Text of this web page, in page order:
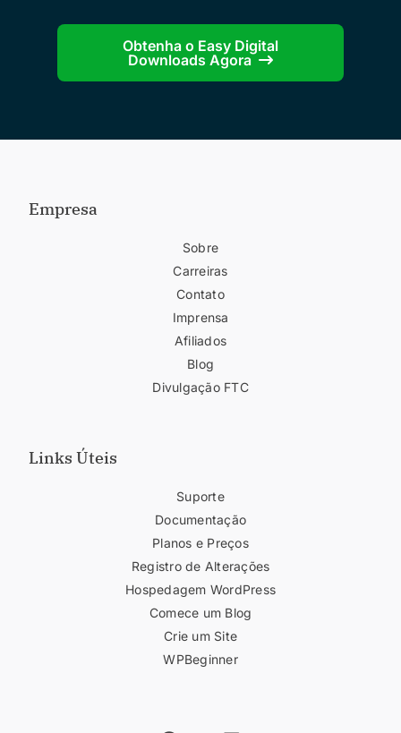
Obtenha o Easy Digital
Downloads Agora
Empresa
Sobre
Carreiras
Contato
Imprensa
Afiliados
Blog
Divulgação FTC
Links Úteis
Suporte
Documentação
Planos e Preços
Registro de Alterações
Hospedagem WordPress
Comece um Blog
Crie um Site
WPBeginner